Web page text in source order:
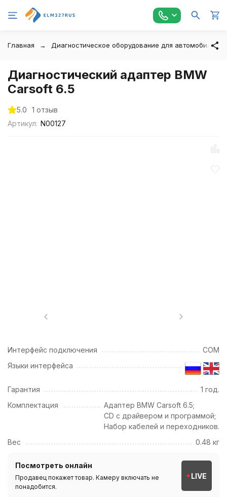
Главная Диагностическое оборудование для автомобилей
Диагностический адаптер BMW
Carsoft 6.5
5.0
1 отзыв
Артикул: N00127
Интерфейс подключения
COM
Языки интерфейса
Гарантия
1 год.
Комплектация
Адаптер BMW Carsoft 6.5;
CD с драйвером и программой;
Набор кабелей и переходников.
Вес
0.48 кг
Посмотреть онлайн
Продавец покажет товар. Камеру включать не
понадобится.
LIVE